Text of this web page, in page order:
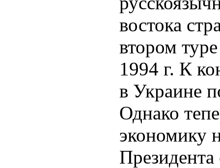
востока
втором
1994 г. К
в Украине
Однако
экономику